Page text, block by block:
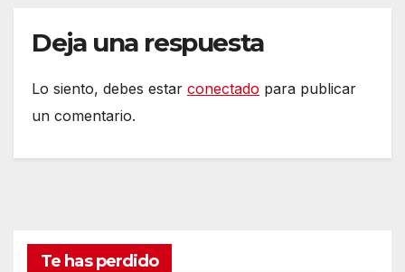
Deja una respuesta
Lo siento, debes estar conectado para publicar
un comentario.
Te has perdido